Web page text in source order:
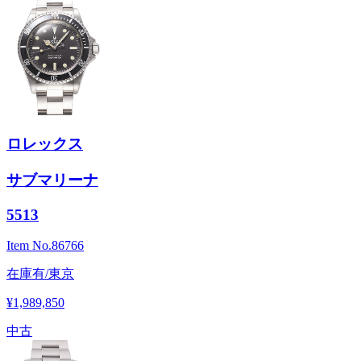
ロレックス
サブマリーナ
5513
Item No.86766
在庫有/東京
¥1,989,850
中古